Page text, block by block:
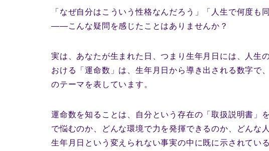
「なぜ自分はこういう性格なんだろう」「人生で何度も
――こんな疑問を感じたことはありませんか？
実は、あなたが生まれた日、つまり生年月日には、人生
おける「運命数」は、生年月日から導き出される数字で
のテーマを表しています。
運命数を知ることは、自分という存在の「取扱説明書」
で悩むのか、どんな環境で力を発揮できるのか、どん
生年月日という変えられない事実の中に既に示されている